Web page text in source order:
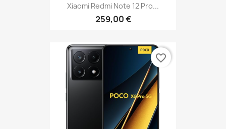
Xiaomi Redmi Note 12 Pro...
259,00 €
favorite_border